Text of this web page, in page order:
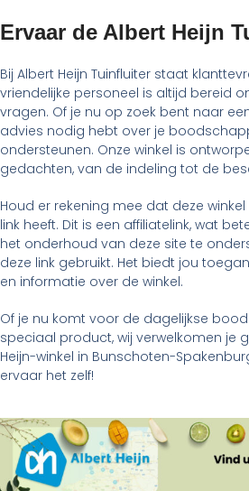
Ervaar de Albert Heijn
Bij Albert Heijn Tuinfluiter staat
vriendelijke personeel is altijd bereid
vragen. Of je nu op zoek bent naar
advies nodig hebt over je
ondersteunen. Onze winkel is
gedachten, van de indeling tot de
Houd er rekening mee dat deze winkel
link heeft. Dit is een affiliatelink, wat
het onderhoud van deze site te
deze link gebruikt. Het biedt jou
en informatie over de winkel.
Of je nu komt voor de dagelijkse
speciaal product, wij verwelkomen je
Heijn-winkel in Bunschoten-
ervaar het zelf!